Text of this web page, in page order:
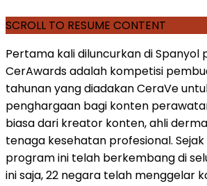
SCROLL TO RESUME CONTENT
Pertama kali diluncurkan di Spanyol
CerAwards adalah kompetisi
tahunan yang diadakan CeraVe
penghargaan bagi konten
biasa dari kreator konten, ahli
tenaga kesehatan profesional.
program ini telah berkembang di
ini saja, 22 negara telah menggelar